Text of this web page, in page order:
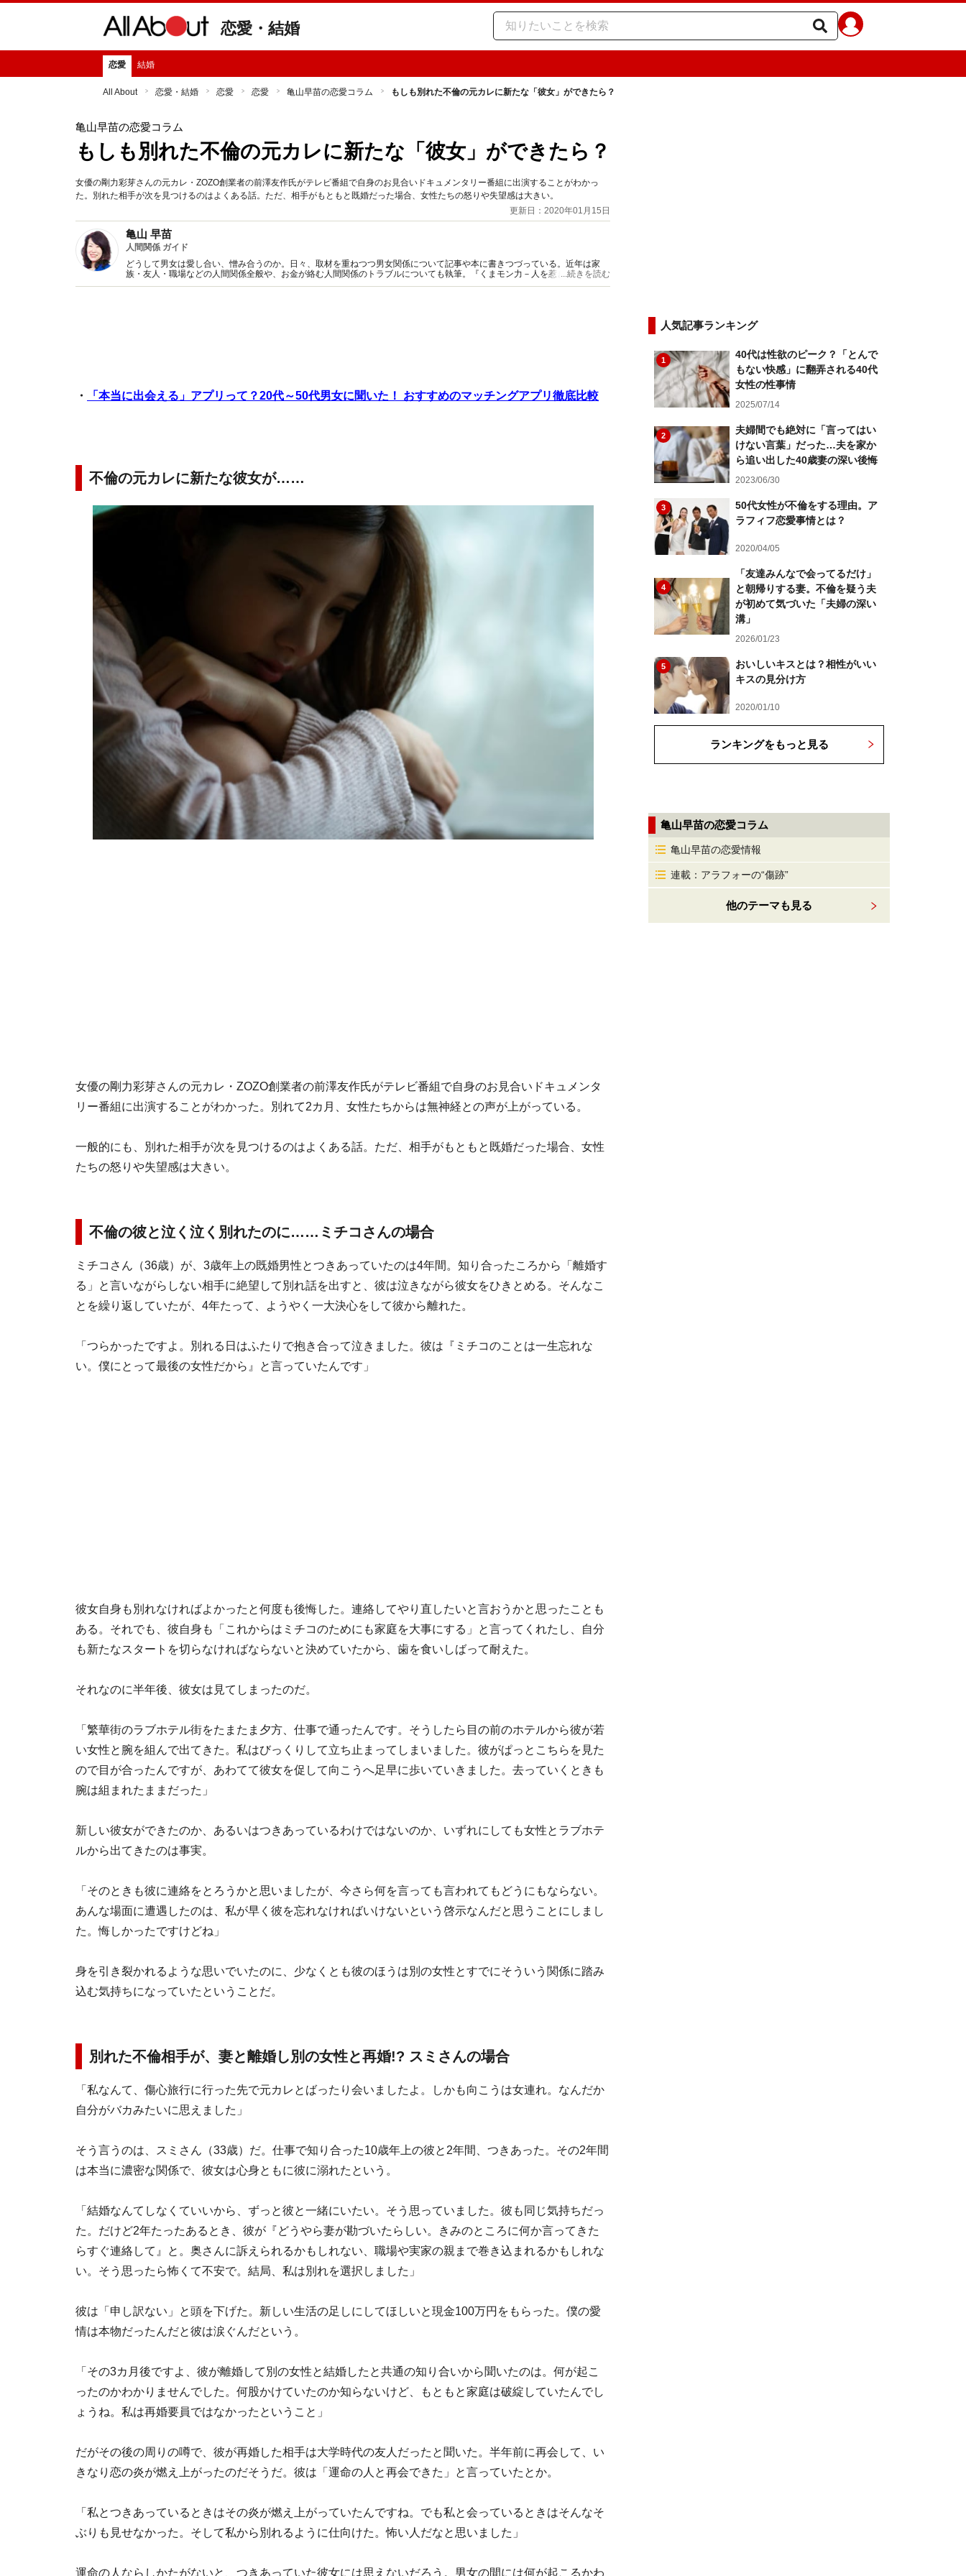
恋愛・結婚
恋愛 結婚
All About 恋愛・結婚 恋愛 恋愛 亀山早苗の恋愛コラム もしも別れた不倫の元カレに新たな「彼女」ができたら？
亀山早苗の恋愛コラム
もしも別れた不倫の元カレに新たな「彼女」ができたら？
女優の剛力彩芽さんの元カレ・ZOZO創業者の前澤友作氏がテレビ番組で自身のお見合いドキュメンタリー番組に出演することがわかっ
た。別れた相手が次を見つけるのはよくある話。ただ、相手がもともと既婚だった場合、女性たちの怒りや失望感は大きい。
更新日：2020年01月15日
亀山 早苗
人間関係 ガイド
どうして男女は愛し合い、憎み合うのか。日々、取材を重ねつつ男女関係について記事や本に書きつづっている。近年は家
族・友人・職場などの人間関係全般や、お金が絡む人間関係のトラブルについても執筆。『くまモン力－人を惹きつける愛と
魅力の秘密』など著書多数。
...続きを読む
・ 「本当に出会える」アプリって？20代～50代男女に聞いた！ おすすめのマッチングアプリ徹底比較
不倫の元カレに新たな彼女が……
女優の剛力彩芽さんの元カレ・ZOZO創業者の前澤友作氏がテレビ番組で自身のお見合いドキュメンタ
リー番組に出演することがわかった。別れて2カ月、女性たちからは無神経との声が上がっている。
一般的にも、別れた相手が次を見つけるのはよくある話。ただ、相手がもともと既婚だった場合、女性
たちの怒りや失望感は大きい。
不倫の彼と泣く泣く別れたのに……ミチコさんの場合
ミチコさん（36歳）が、3歳年上の既婚男性とつきあっていたのは4年間。知り合ったころから「離婚す
る」と言いながらしない相手に絶望して別れ話を出すと、彼は泣きながら彼女をひきとめる。そんなこ
とを繰り返していたが、4年たって、ようやく一大決心をして彼から離れた。
「つらかったですよ。別れる日はふたりで抱き合って泣きました。彼は『ミチコのことは一生忘れな
い。僕にとって最後の女性だから』と言っていたんです」
彼女自身も別れなければよかったと何度も後悔した。連絡してやり直したいと言おうかと思ったことも
ある。それでも、彼自身も「これからはミチコのためにも家庭を大事にする」と言ってくれたし、自分
も新たなスタートを切らなければならないと決めていたから、歯を食いしばって耐えた。
それなのに半年後、彼女は見てしまったのだ。
「繁華街のラブホテル街をたまたま夕方、仕事で通ったんです。そうしたら目の前のホテルから彼が若
い女性と腕を組んで出てきた。私はびっくりして立ち止まってしまいました。彼がぱっとこちらを見た
ので目が合ったんですが、あわてて彼女を促して向こうへ足早に歩いていきました。去っていくときも
腕は組まれたままだった」
新しい彼女ができたのか、あるいはつきあっているわけではないのか、いずれにしても女性とラブホテ
ルから出てきたのは事実。
「そのときも彼に連絡をとろうかと思いましたが、今さら何を言っても言われてもどうにもならない。
あんな場面に遭遇したのは、私が早く彼を忘れなければいけないという啓示なんだと思うことにしまし
た。悔しかったですけどね」
身を引き裂かれるような思いでいたのに、少なくとも彼のほうは別の女性とすでにそういう関係に踏み
込む気持ちになっていたということだ。
別れた不倫相手が、妻と離婚し別の女性と再婚!? スミさんの場合
「私なんて、傷心旅行に行った先で元カレとばったり会いましたよ。しかも向こうは女連れ。なんだか
自分がバカみたいに思えました」
そう言うのは、スミさん（33歳）だ。仕事で知り合った10歳年上の彼と2年間、つきあった。その2年間
は本当に濃密な関係で、彼女は心身ともに彼に溺れたという。
「結婚なんてしなくていいから、ずっと彼と一緒にいたい。そう思っていました。彼も同じ気持ちだっ
た。だけど2年たったあるとき、彼が『どうやら妻が勘づいたらしい。きみのところに何か言ってきた
らすぐ連絡して』と。奥さんに訴えられるかもしれない、職場や実家の親まで巻き込まれるかもしれな
い。そう思ったら怖くて不安で。結局、私は別れを選択しました」
彼は「申し訳ない」と頭を下げた。新しい生活の足しにしてほしいと現金100万円をもらった。僕の愛
情は本物だったんだと彼は涙ぐんだという。
「その3カ月後ですよ、彼が離婚して別の女性と結婚したと共通の知り合いから聞いたのは。何が起こ
ったのかわかりませんでした。何股かけていたのか知らないけど、もともと家庭は破綻していたんでし
ょうね。私は再婚要員ではなかったということ」
だがその後の周りの噂で、彼が再婚した相手は大学時代の友人だったと聞いた。半年前に再会して、い
きなり恋の炎が燃え上がったのだそうだ。彼は「運命の人と再会できた」と言っていたとか。
「私とつきあっているときはその炎が燃え上がっていたんですね。でも私と会っているときはそんなそ
ぶりも見せなかった。そして私から別れるように仕向けた。怖い人だなと思いました」
運命の人ならしかたがないと、つきあっていた彼女には思えないだろう。男女の間には何が起こるかわ
人気記事ランキング
1
40代は性欲のピーク？「とんで
もない快感」に翻弄される40代
女性の性事情
2025/07/14
2
夫婦間でも絶対に「言ってはい
けない言葉」だった…夫を家か
ら追い出した40歳妻の深い後悔
2023/06/30
3
50代女性が不倫をする理由。ア
ラフィフ恋愛事情とは？
2020/04/05
4
「友達みんなで会ってるだけ」
と朝帰りする妻。不倫を疑う夫
が初めて気づいた「夫婦の深い
溝」
2026/01/23
5
おいしいキスとは？相性がいい
キスの見分け方
2020/01/10
ランキングをもっと見る
亀山早苗の恋愛コラム
亀山早苗の恋愛情報
連載：アラフォーの“傷跡”
他のテーマも見る